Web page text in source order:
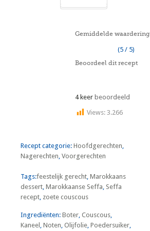
Gemiddelde waardering
(5 / 5)
Beoordeel dit recept
4 keer beoordeeld
Views: 3.266
Recept categorie:Hoofdgerechten,
Nagerechten,Voorgerechten
Tags:feestelijk gerecht,Marokkaans
dessert,Marokkaanse Seffa, Seffa
recept, zoete couscous
Ingrediënten:Boter,Couscous,
Kaneel ,Noten, Olijfolie,Poedersuiker,